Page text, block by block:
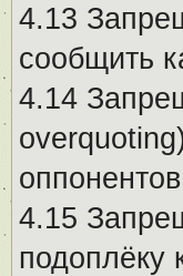
4.13
сообщить
4.14
4.15
подоплёку